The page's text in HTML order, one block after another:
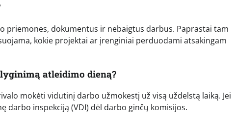
dokumentus ir nebaigtus darbus. Paprastai tam
kokie projektai ar įrenginiai perduodami atsakingam
atleidimo dieną?
mokėti vidutinį darbo užmokestį už visą uždelstą laiką. Jei
darbo inspekciją (VDI) dėl darbo ginčų komisijos.